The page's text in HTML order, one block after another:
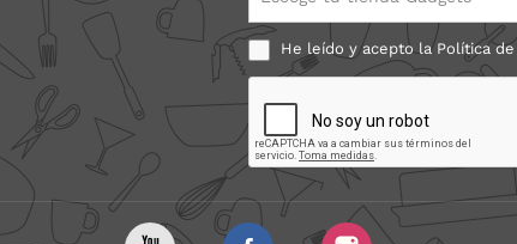
He leído y acepto la Política